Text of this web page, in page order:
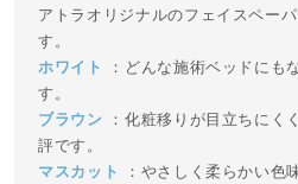
Y 大阪府 2025/06/09 12:41
アトラオリジナルのフェイスペー
す。
ホワイト
：どんな施術ベッドにも
す。
ブラウン ：化粧移りが目立ちにく
評です。
マスカット
：やさしく柔らかい色